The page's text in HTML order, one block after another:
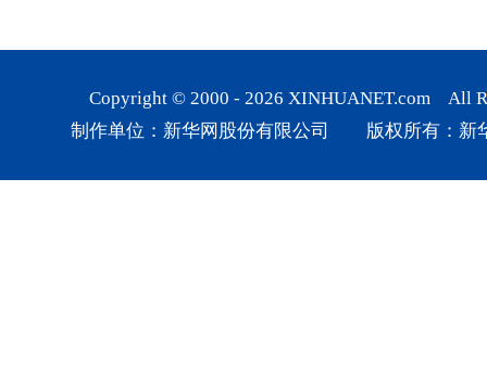
Copyright © 2000 - 2026 XINHUANET.com All
制作单位：新华网股份有限公司 版权所有：新